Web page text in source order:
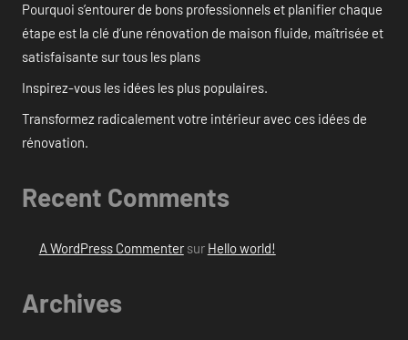
Pourquoi s’entourer de bons professionnels et planifier chaque
étape est la clé d’une rénovation de maison fluide, maîtrisée et
satisfaisante sur tous les plans
Inspirez-vous les idées les plus populaires.
Transformez radicalement votre intérieur avec ces idées de
rénovation.
Recent Comments
A WordPress Commentersur Hello world!
Archives